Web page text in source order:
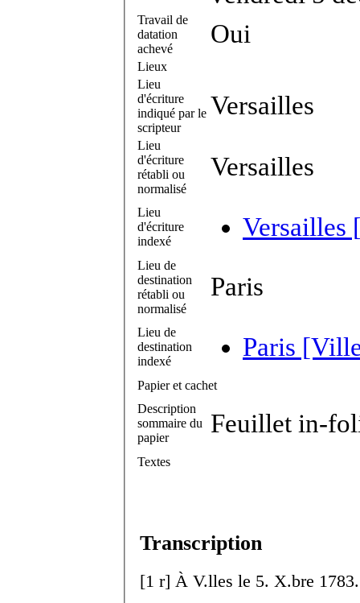
Travail de
datation
achevé
Oui
Lieux
Lieu
d'écriture
indiqué par le
scripteur
Versailles
Lieu
d'écriture
rétabli ou
normalisé
Versailles
Lieu
d'écriture
indexé
Versailles
Lieu de
destination
rétabli ou
normalisé
Paris
Lieu de
destination
indexé
Paris
Papier et cachet
Description
sommaire du
papier
Feuillet in-
Textes
Transcription
[1 r] À V.lles le 5. X.bre 1783.